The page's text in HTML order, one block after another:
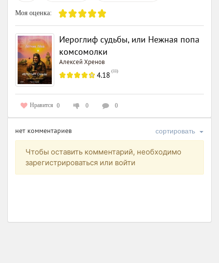
Моя оценка:
Иероглиф судьбы, или Нежная попа
комсомолки
Алексей Хренов
4.18 (11)
Нравится 0 0 0